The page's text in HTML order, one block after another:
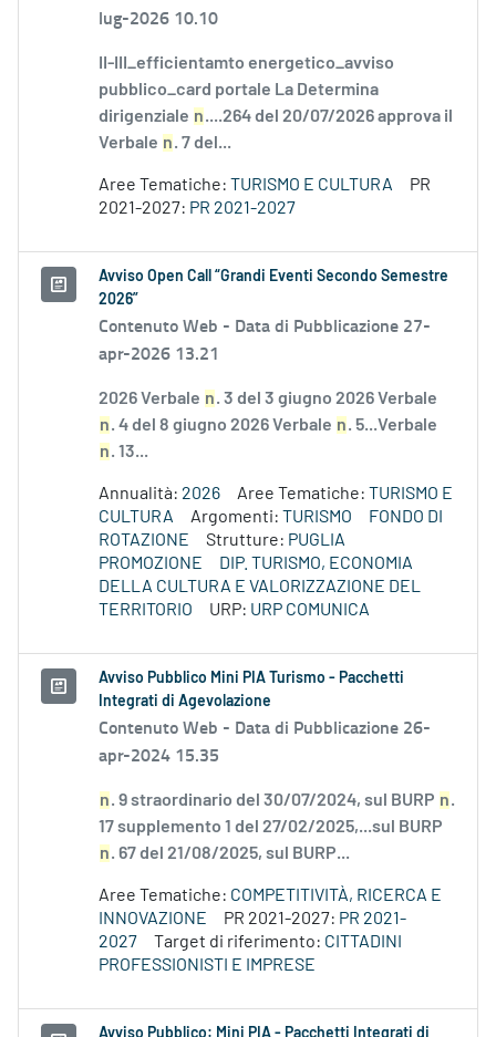
lug-2026 10.10
II-III_efficientamto energetico_avviso
pubblico_card portale La Determina
dirigenziale n....264 del 20/07/2026 approva il
Verbale n. 7 del...
Aree Tematiche: TURISMO E CULTURA
PR
2021-2027: PR 2021-2027
Avviso Open Call “Grandi Eventi Secondo Semestre
2026”
Contenuto Web - Data di Pubblicazione 27-
apr-2026 13.21
2026 Verbale n. 3 del 3 giugno 2026 Verbale
n. 4 del 8 giugno 2026 Verbale n. 5...Verbale
n. 13...
Annualità: 2026 Aree Tematiche: TURISMO E
CULTURA
Argomenti: TURISMO
FONDO DI
ROTAZIONE
Strutture: PUGLIA
PROMOZIONE
DIP. TURISMO, ECONOMIA
DELLA CULTURA E VALORIZZAZIONE DEL
TERRITORIO
URP: URP COMUNICA
Avviso Pubblico Mini PIA Turismo - Pacchetti
Integrati di Agevolazione
Contenuto Web - Data di Pubblicazione 26-
apr-2024 15.35
n. 9 straordinario del 30/07/2024, sul BURP n.
17 supplemento 1 del 27/02/2025,...sul BURP
n. 67 del 21/08/2025, sul BURP...
Aree Tematiche: COMPETITIVITÀ, RICERCA E
INNOVAZIONE
PR 2021-2027: PR 2021-
2027
Target di riferimento: CITTADINI
PROFESSIONISTI E IMPRESE